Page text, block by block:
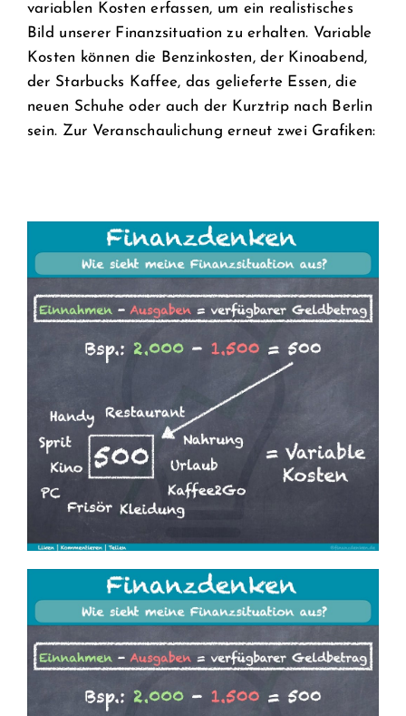
variablen Kosten erfassen, um ein realistisches
Bild unserer Finanzsituation zu erhalten. Variable
Kosten können die Benzinkosten, der Kinoabend,
der Starbucks Kaffee, das gelieferte Essen, die
neuen Schuhe oder auch der Kurztrip nach Berlin
sein. Zur Veranschaulichung erneut zwei Grafiken: